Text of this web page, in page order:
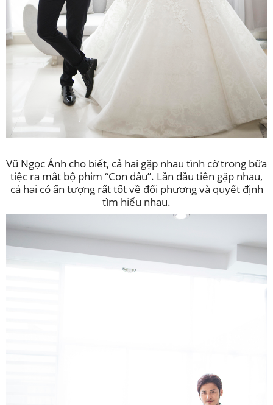
Vũ Ngọc Ánh cho biết, cả hai gặp nhau tình cờ trong bữa
tiệc ra mắt bộ phim “Con dâu”. Lần đầu tiên gặp nhau,
cả hai có ấn tượng rất tốt về đối phương và quyết định
tìm hiểu nhau.